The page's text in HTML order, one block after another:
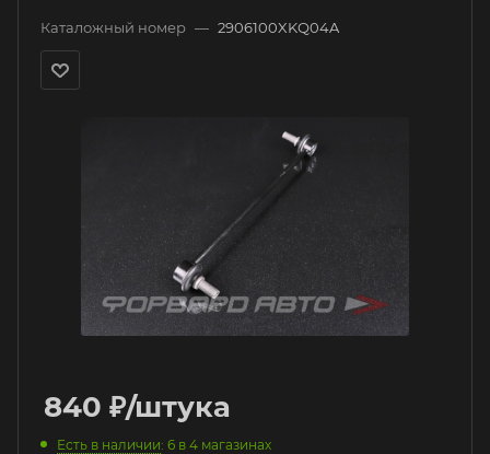
Каталожный номер — 2906100XKQ04A
840 ₽/штука
Есть в наличии: 6 в 4 магазинах